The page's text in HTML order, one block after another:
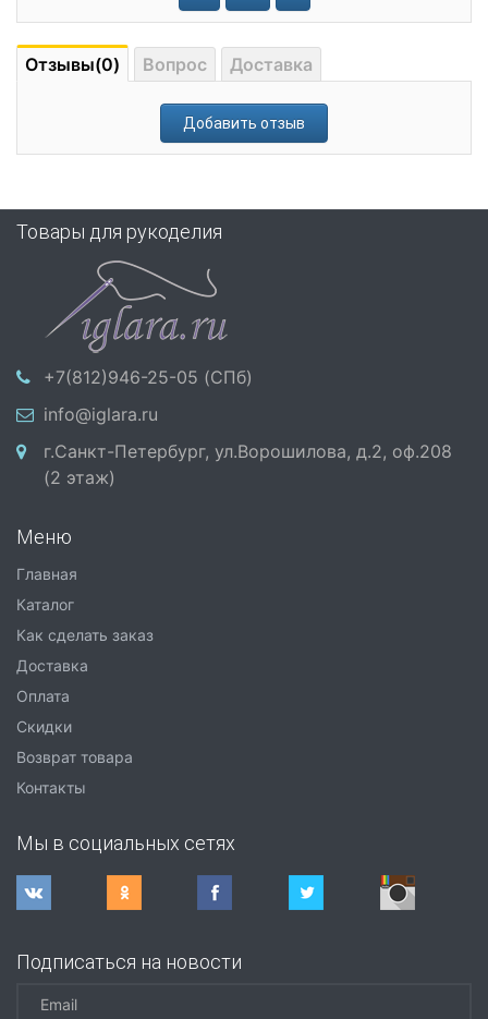
Отзывы(0) Вопрос Доставка
Добавить отзыв
Товары для рукоделия
+7(812)946-25-05 (СПб)
info@iglara.ru
г.Санкт-Петербург, ул.Ворошилова, д.2, оф.208
(2 этаж)
Меню
Главная
Каталог
Как сделать заказ
Доставка
Оплата
Скидки
Возврат товара
Контакты
Мы в социальных сетях
Подписаться на новости